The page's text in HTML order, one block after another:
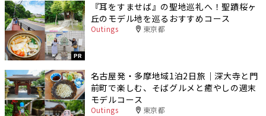
PR
『耳をすませば』の聖地巡礼へ！聖蹟桜ヶ
丘のモデル地を巡るおすすめコース
Outings 東京都
名古屋発・多摩地域1泊2日旅｜深大寺と門
前町で楽しむ、そばグルメと癒やしの週末
モデルコース
Outings 東京都